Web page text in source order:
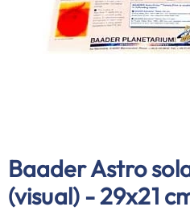
Baader Astro
(visual) - 29x21